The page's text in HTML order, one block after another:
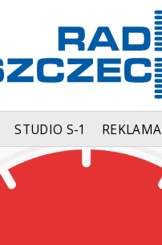
STUDIO S-1 REKLAMA